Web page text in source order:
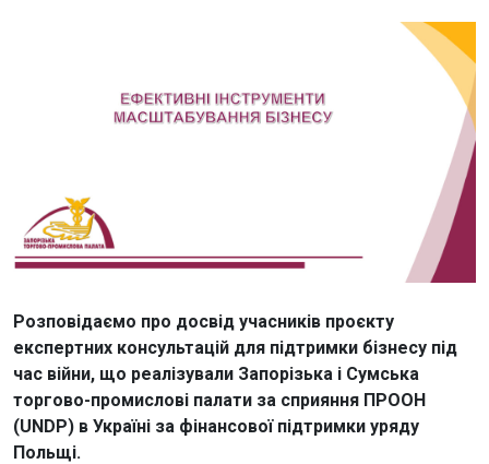
Розповідаємо про досвід учасників проєкту
експертних консультацій для підтримки бізнесу під
час війни, що реалізували Запорізька і Сумська
торгово-промислові палати за сприяння ПРООН
(UNDP) в Україні за фінансової підтримки уряду
Польщі.